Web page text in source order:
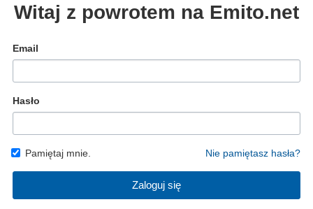
Witaj z powrotem na Emito.net
Email
Hasło
Pamiętaj mnie. Nie pamiętasz hasła?
Zaloguj się